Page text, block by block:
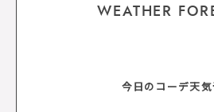
WEATHER
今日のコーデ天